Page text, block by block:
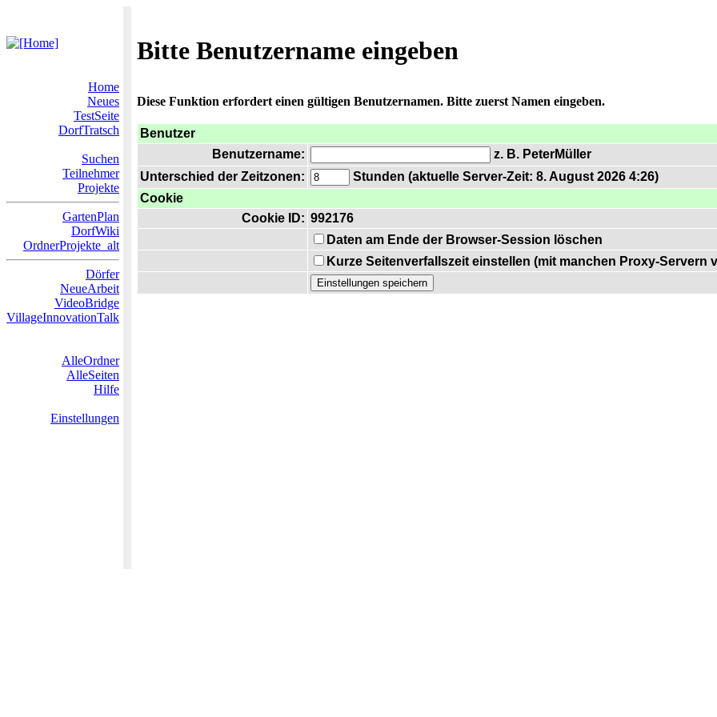
Bitte Benutzername eingeben
Home
Neues
TestSeite
DorfTratsch
Suchen
Teilnehmer
Projekte
GartenPlan
DorfWiki
OrdnerProjekte_alt
Dörfer
NeueArbeit
VideoBridge
VillageInnovationTalk
AlleOrdner
AlleSeiten
Hilfe
Einstellungen
Diese Funktion erfordert einen gültigen Benutzernamen. Bitte zuerst Namen eingeben.
Benutzer
Benutzername:
z. B. PeterMüller
Unterschied der Zeitzonen:
Stunden (aktuelle Server-Zeit: 8. August 2026 4:26)
Cookie
Cookie ID: 992176
Daten am Ende der Browser-Session löschen
Kurze Seitenverfallszeit einstellen (mit manchen Proxy-Servern